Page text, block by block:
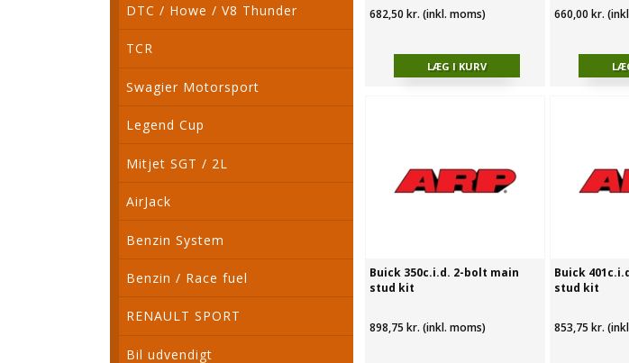
DTC / Howe / V8 Thunder
TCR
Swagier Motorsport
Legend Cup
Mitjet SGT / 2L
AirJack
Benzin System
Benzin / Race fuel
RENAULT SPORT
Bil udvendigt
682,50 kr. (inkl. moms) 660,00 kr.
Buick 350c.i.d. 2-bolt main
stud kit
898,75 kr. (inkl. moms)
Buick
stud kit
853,75 kr.